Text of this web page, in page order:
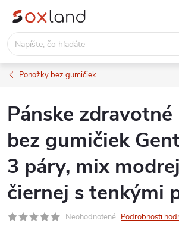
Prejsť
obsah
Ponožky bez gumičiek
Pánske
bez gumičiek
3 páry, mix
čiernej s tenkými
Neohodnotené Podrobnosti